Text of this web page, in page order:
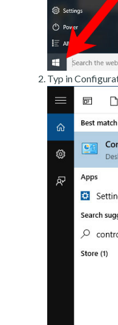
Typ in